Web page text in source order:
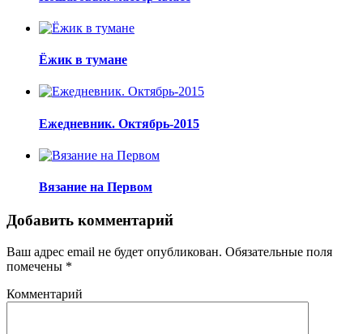
Ёжик в тумане
Ежедневник. Октябрь-2015
Вязание на Первом
Добавить комментарий
Ваш адрес email не будет опубликован. Обязательные поля
помечены *
Комментарий